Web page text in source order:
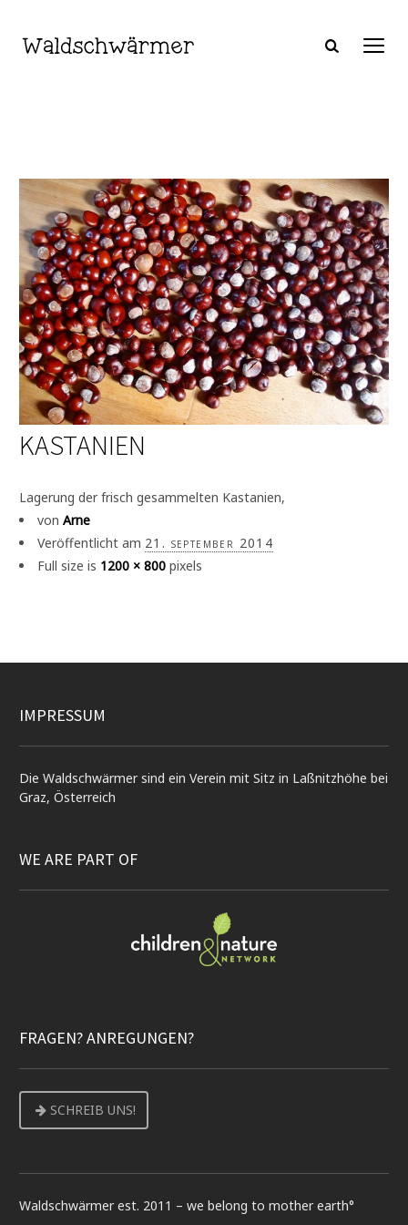
KASTANIEN
Lagerung der frisch gesammelten Kastanien,
von Arne
Veröffentlicht am 21. september 2014
Full size is 1200 × 800 pixels
IMPRESSUM
Die Waldschwärmer sind ein Verein mit Sitz in Laßnitzhöhe bei
Graz, Österreich
WE ARE PART OF
FRAGEN? ANREGUNGEN?
SCHREIB UNS!
Waldschwärmer est. 2011 – we belong to mother earth°